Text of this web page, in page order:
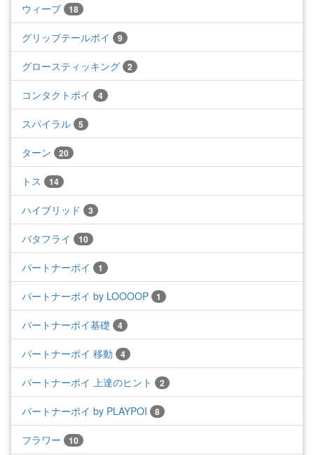
ウィーブ 18
グリップテールポイ 9
グロースティッキング 2
コンタクトポイ 4
スパイラル 5
ターン 20
トス 14
ハイブリッド 3
バタフライ 10
パートナーポイ 1
パートナーポイ by LOOOOP 1
パートナーポイ基礎 4
パートナーポイ 移動 4
パートナーポイ 上達のヒント 2
パートナーポイ by PLAYPOI 8
フラワー 10